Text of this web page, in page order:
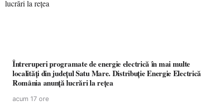
Întreruperi programate de energie electrică în mai multe
localități din județul Satu Mare. Distribuție Energie Electrică
România anunță lucrări la rețea
acum 17 ore